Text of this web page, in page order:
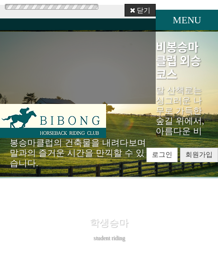
닫기
로그인 회원가입
MENU
비봉승마
클럽 외승
코스
말 산책로는
싱그러운 나
무로 가득한
숲길 위에서,
아름다운 비
봉승마클럽의 건축물을 내려다보며
말과의 즐거운 시간을 만끽할 수 있
습니다.
학생승마
student riding